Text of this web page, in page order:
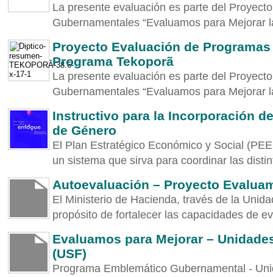
La presente evaluación es parte del
Gubernamentales “Evaluamos para Mejorar
Proyecto Evaluación de
Programa Tekoporã
La presente evaluación es parte del
Gubernamentales “Evaluamos para Mejorar
Instructivo para la Incorporación
de Género
El Plan Estratégico Económico y Social
un sistema que sirva para coordinar las
Autoevaluación – Proyecto
El Ministerio de Hacienda, través de la
propósito de fortalecer las capacidades de
Evaluamos para Mejorar –
(USF)
Programa Emblemático Gubernamental -